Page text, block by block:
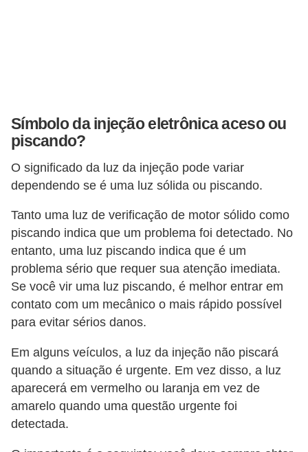
Símbolo da injeção eletrônica aceso ou
piscando?
O significado da luz da injeção pode variar
dependendo se é uma luz sólida ou piscando.
Tanto uma luz de verificação de motor sólido como
piscando indica que um problema foi detectado. No
entanto, uma luz piscando indica que é um
problema sério que requer sua atenção imediata.
Se você vir uma luz piscando, é melhor entrar em
contato com um mecânico o mais rápido possível
para evitar sérios danos.
Em alguns veículos, a luz da injeção não piscará
quando a situação é urgente. Em vez disso, a luz
aparecerá em vermelho ou laranja em vez de
amarelo quando uma questão urgente foi
detectada.
M
o
t
s
s
c
o
o
t
e
r
s